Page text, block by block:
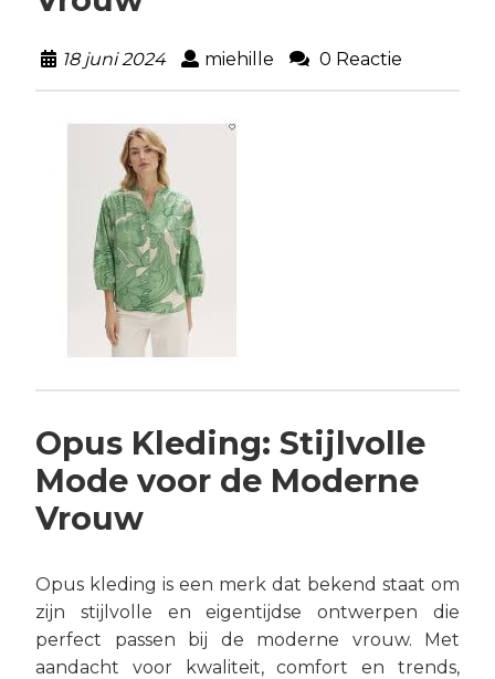
18 juni 2024 miehille 0 Reactie
Opus Kleding: Stijlvolle
Mode voor de Moderne
Vrouw
Opus kleding is een merk dat bekend staat om
zijn stijlvolle en eigentijdse ontwerpen die
perfect passen bij de moderne vrouw. Met
aandacht voor kwaliteit, comfort en trends,